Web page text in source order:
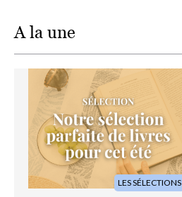
A la une
Image
LES SÉLECTIONS